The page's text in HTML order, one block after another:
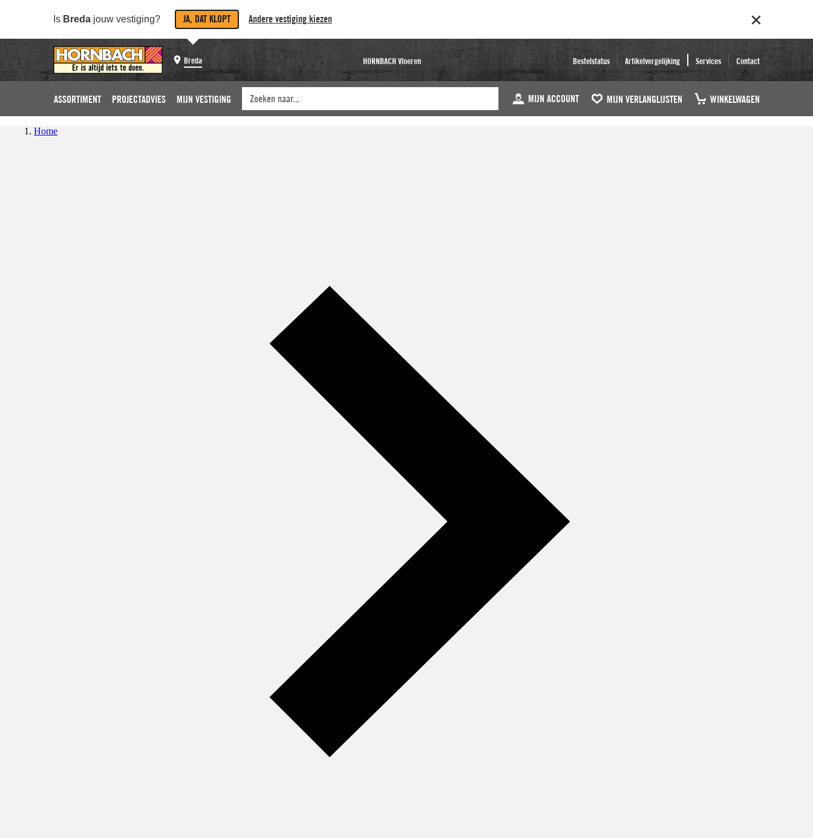
Is Breda jouw vestiging? JA, DAT KLOPT Andere vestiging kiezen
Breda HORNBACH Vloeren Bestelstatus Artikelvergelijking Services Contact
ASSORTIMENT PROJECTADVIES MIJN VESTIGING MIJN ACCOUNT MIJN VERLANGLIJSTEN WINKELWAGEN
Home